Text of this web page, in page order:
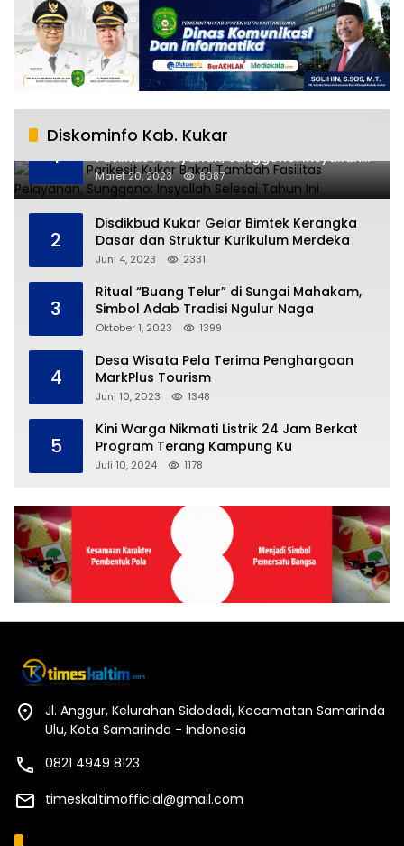
Diskominfo Kab. Kukar
1
RSUD AM Parikesit Kukar Bakal Tambah
Fasilitas Pelayanan, Sunggono: Insyallah
Selesai Tahun Ini
Maret 20, 2023 8087
2
Disdikbud Kukar Gelar Bimtek Kerangka
Dasar dan Struktur Kurikulum Merdeka
Juni 4, 2023 2331
3
Ritual “Buang Telur” di Sungai Mahakam,
Simbol Adab Tradisi Ngulur Naga
Oktober 1, 2023 1399
4
Desa Wisata Pela Terima Penghargaan
MarkPlus Tourism
Juni 10, 2023 1348
5
Kini Warga Nikmati Listrik 24 Jam Berkat
Program Terang Kampung Ku
Juli 10, 2024 1178
Jl. Anggur, Kelurahan Sidodadi, Kecamatan Samarinda
Ulu, Kota Samarinda - Indonesia
0821 4949 8123
timeskaltimofficial@gmail.com